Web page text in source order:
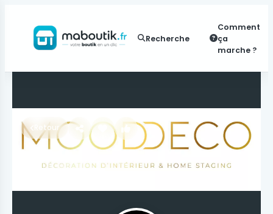
Recherche
Comment
ça
marche ?
Retour